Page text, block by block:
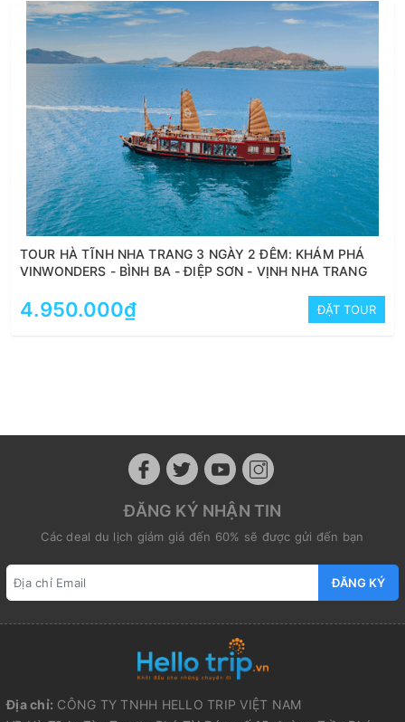
TOUR HÀ TĨNH NHA TRANG 3 NGÀY 2 ĐÊM: KHÁM PHÁ
VINWONDERS - BÌNH BA - ĐIỆP SƠN - VỊNH NHA TRANG
4.950.000₫ ĐẶT TOUR
ĐĂNG KÝ NHẬN TIN
Các deal du lịch giảm giá đến 60% sẽ được gửi đến bạn
ĐĂNG KÝ
Địa chỉ: CÔNG TY TNHH HELLO TRIP VIỆT NAM